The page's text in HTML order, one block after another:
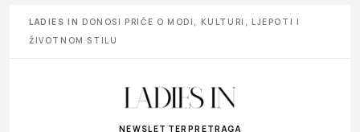
LADIES IN DONOSI PRIČE O MODI, KULTURI, LJEPOTI I
ŽIVOTNOM STILU
NEWSLETTER PRETRAGA